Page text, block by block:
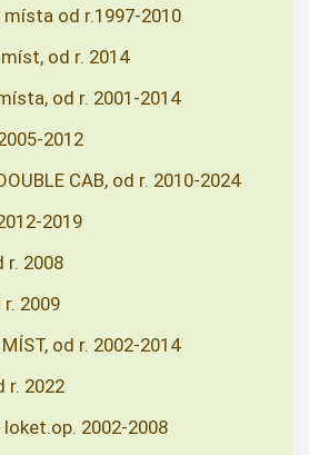
místa od r.1997-2010
od r. 2014
od r. 2001-2014
2012
CAB, od r. 2010-2024
2019
r. 2008
r. 2009
MÍST, od r. 2002-2014
r. 2022
loket.op. 2002-2008